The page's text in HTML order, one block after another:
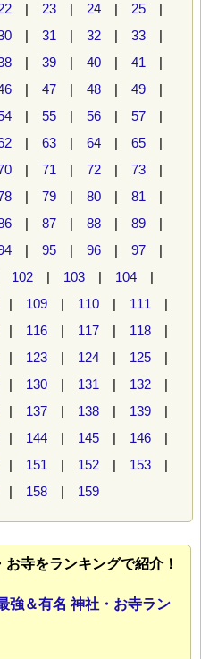
| 23 | 24 | 25 |
| 31 | 32 | 33 |
| 39 | 40 | 41 |
| 47 | 48 | 49 |
| 55 | 56 | 57 |
| 63 | 64 | 65 |
| 71 | 72 | 73 |
| 79 | 80 | 81 |
| 87 | 88 | 89 |
| 95 | 96 | 97 |
102 | 103 | 104 |
| 109 | 110 | 111 |
| 116 | 117 | 118 |
| 123 | 124 | 125 |
| 130 | 131 | 132 |
| 137 | 138 | 139 |
| 144 | 145 | 146 |
| 151 | 152 | 153 |
| 158 | 159
寺をランキングで紹介！
強＆有名 神社・お寺ラン